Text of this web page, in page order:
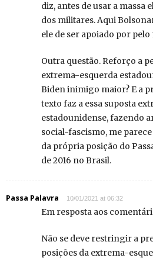
diz, antes de usar a massa
dos militares. Aqui
ele de ser apoiado por
Outra questão. Reforço a
extrema-esquerda
Biden inimigo maior? E a
texto faz a essa suposta
estadounidense, fazendo
social-fascismo, me
da própria posição do
de 2016 no Brasil.
Passa Palavra 10/01/2021 at 06:32
Em resposta aos
Não se deve restringir a
posições da extrema-